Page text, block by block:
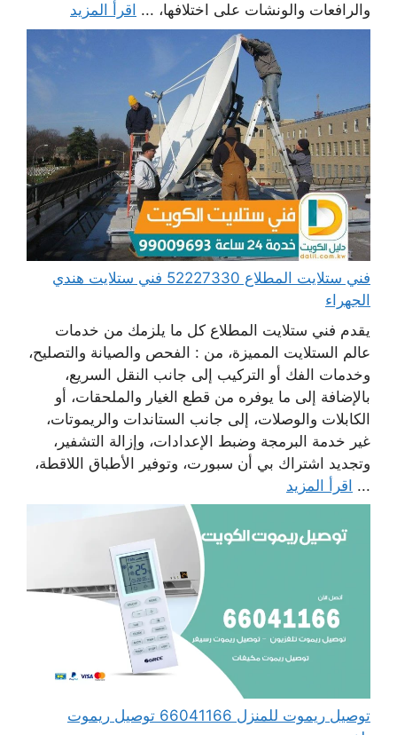
والرافعات والونشات على اختلافها، ... اقرأ المزيد
فني ستلايت المطلاع 52227330 فني ستلايت هندي
الجهراء
يقدم فني ستلايت المطلاع كل ما يلزمك من خدمات
عالم الستلايت المميزة، من : الفحص والصيانة والتصليح،
وخدمات الفك أو التركيب إلى جانب النقل السريع،
بالإضافة إلى ما يوفره من قطع الغيار والملحقات، أو
الكابلات والوصلات، إلى جانب الستاندات والريموتات،
غير خدمة البرمجة وضبط الإعدادات، وإزالة التشفير،
وتجديد اشتراك بي أن سبورت، وتوفير الأطباق اللاقطة،
... اقرأ المزيد
توصيل ريموت للمنزل 66041166 توصيل ريموت